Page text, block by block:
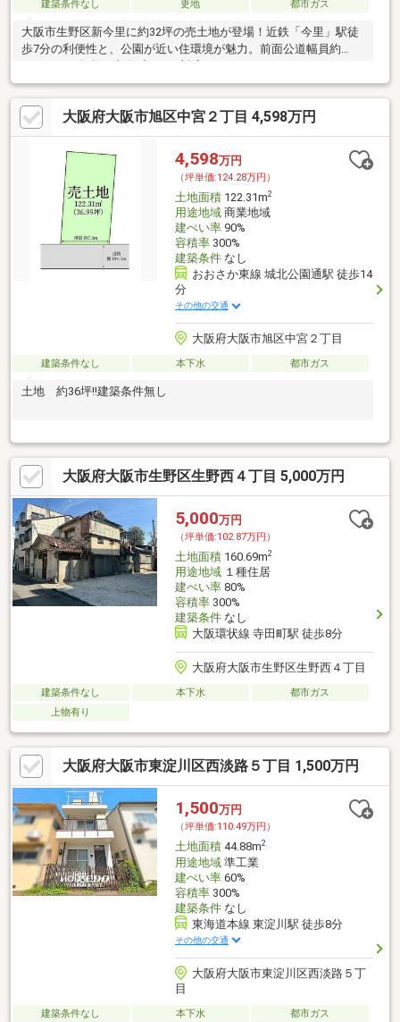
建築条件なし 更地 都市ガス
大阪市生野区新今里に約32坪の売土地が登場！近鉄「今里」駅徒
歩7分の利便性と、公園が近い住環境が魅力。前面公道幅員約
大阪府大阪市旭区中宮２丁目 4,598万円
4,598万円
（坪単価:124.28万円）
土地面積122.31m2
用途地域商業地域
建ぺい率90%
容積率300%
建築条件なし
おおさか東線 城北公園通駅 徒歩14
分
その他の交通
大阪府大阪市旭区中宮２丁目
建築条件なし 本下水 都市ガス
土地 約36坪!!建築条件無し
大阪府大阪市生野区生野西４丁目 5,000万円
5,000万円
（坪単価:102.87万円）
土地面積160.69m2
用途地域１種住居
建ぺい率80%
容積率300%
建築条件なし
大阪環状線 寺田町駅 徒歩8分
大阪府大阪市生野区生野西４丁目
建築条件なし 本下水
都市ガス
上物有り
大阪府大阪市東淀川区西淡路５丁目 1,500万円
1,500万円
（坪単価:110.49万円）
土地面積44.88m2
用途地域準工業
建ぺい率60%
容積率300%
建築条件なし
東海道本線 東淀川駅 徒歩8分
その他の交通
大阪府大阪市東淀川区西淡路５丁
目
建築条件なし 本下水
都市ガス